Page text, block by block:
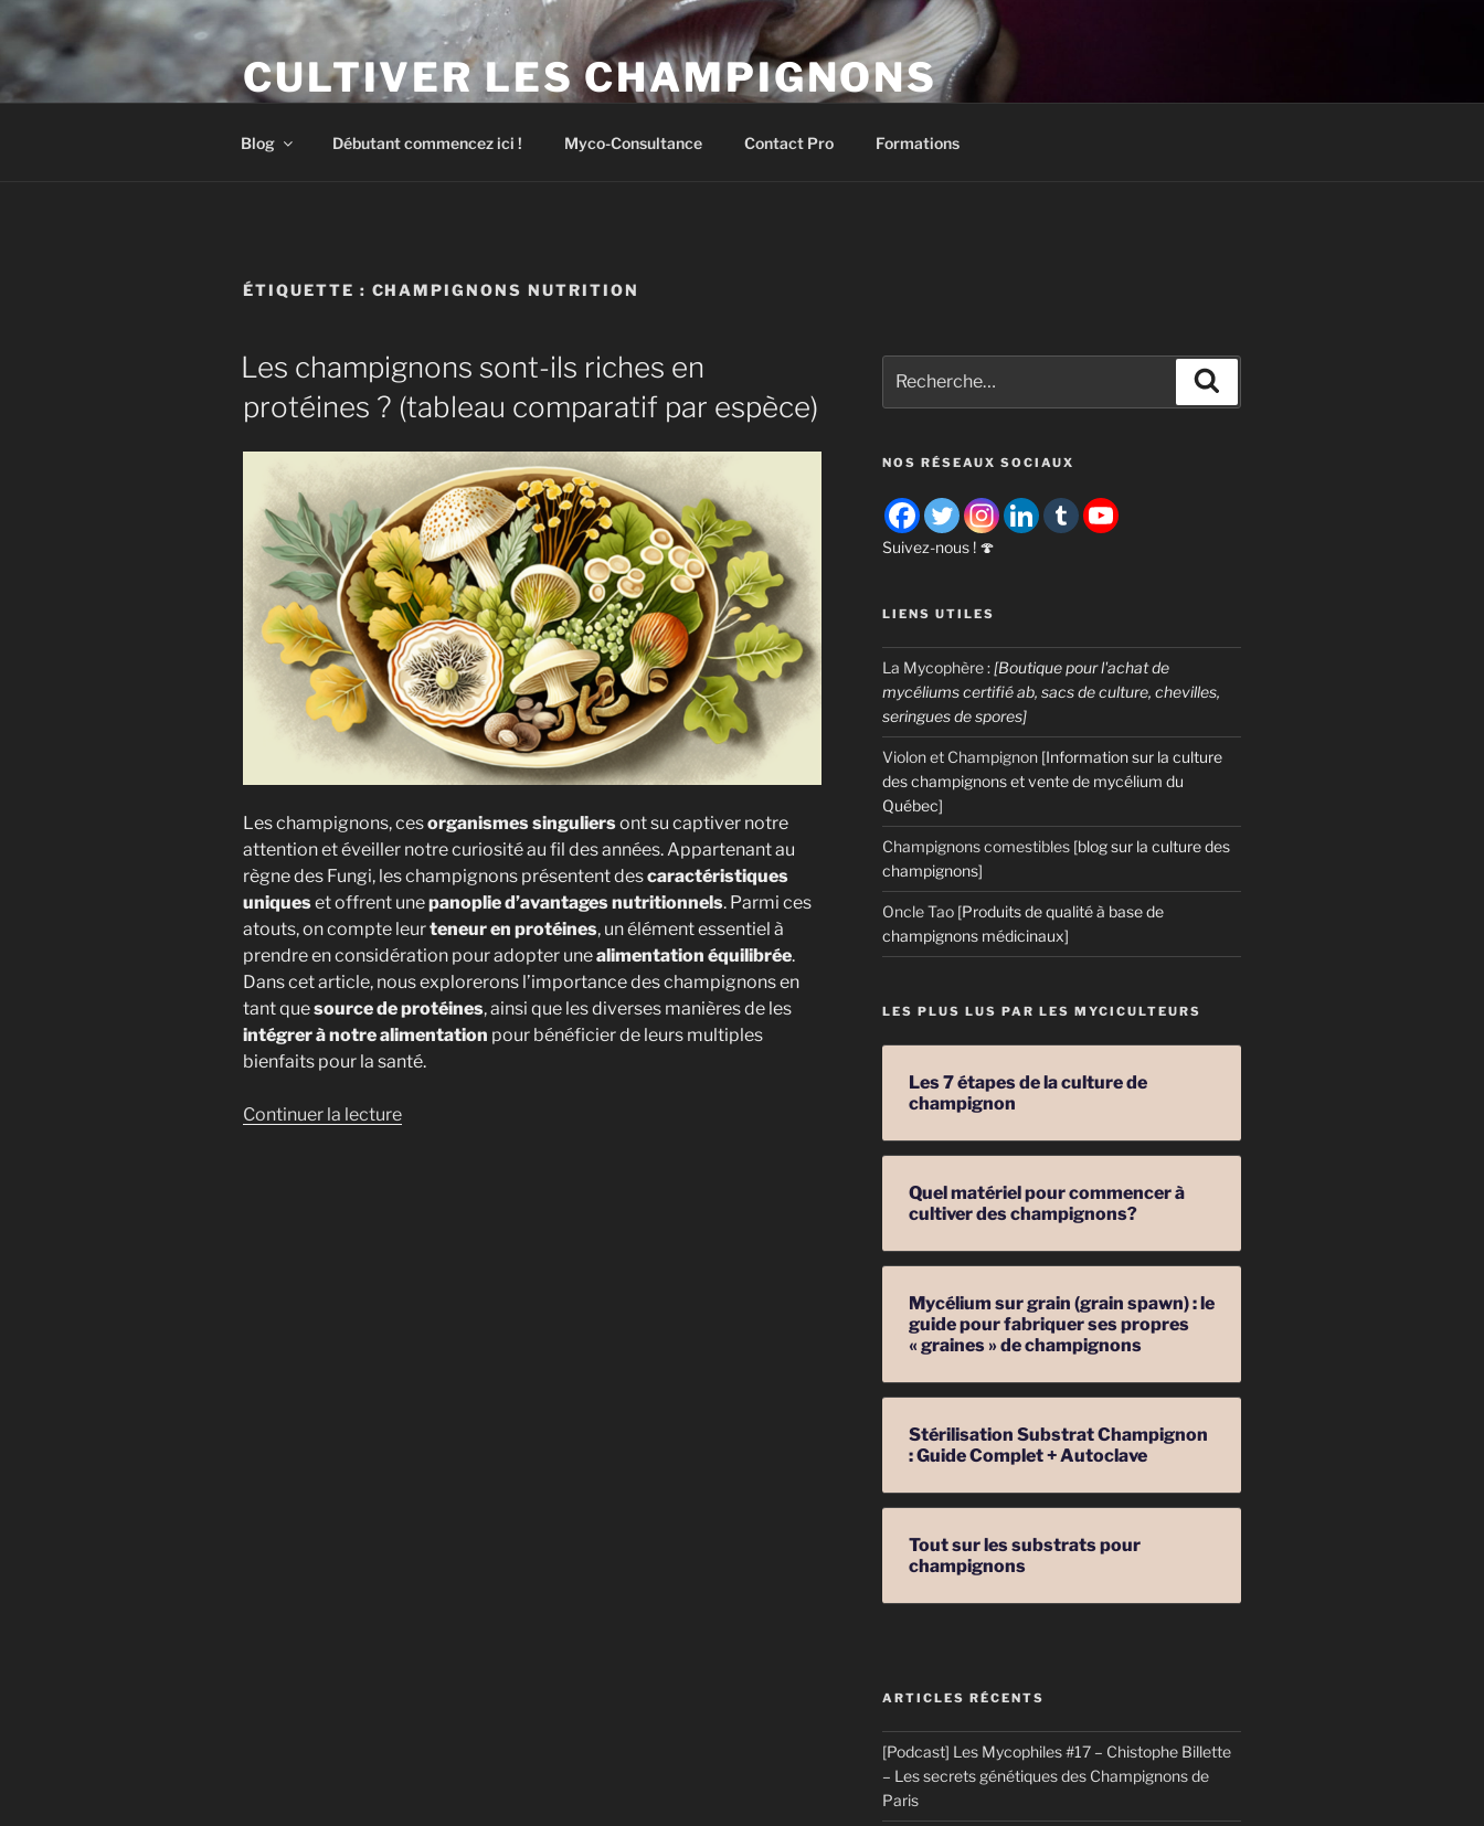
Aller
au
contenu
principal
CULTIVER LES CHAMPIGNONS
Blog Débutant commencez ici ! Myco-Consultance Contact Pro Formations
ÉTIQUETTE : CHAMPIGNONS NUTRITION
Les champignons sont-ils riches en
protéines ? (tableau comparatif par espèce)
Les champignons, cesorganismes singuliersont su captiver notre
attention et éveiller notre curiosité au fil des années. Appartenant au
règne des Fungi, les champignons présentent descaractéristiques
uniqueset offrent unepanoplie d’avantages nutritionnels. Parmi ces
atouts, on compte leurteneur en protéines, un élément essentiel à
prendre en considération pour adopter unealimentation équilibrée.
Dans cet article, nous explorerons l’importance des champignons en
tant quesource de protéines, ainsi que les diverses manières de les
intégrer à notre alimentation pour bénéficier de leurs multiples
bienfaits pour la santé.
Continuer la lecturede
pour
:
NOS RÉSEAUX SOCIAUX
Suivez-nous ! 🍄
LIENS UTILES
La Mycophère : [Boutique pour l'achat de
mycéliums certifié ab, sacs de culture, chevilles,
seringues de spores]
Violon et Champignon [Information sur la culture
des champignons et vente de mycélium du
Québec]
Champignons comestibles [blog sur la culture des
champignons]
Oncle Tao [Produits de qualité à base de
champignons médicinaux]
LES PLUS LUS PAR LES MYCICULTEURS
Les 7 étapes de la culture de
champignon
Quel matériel pour commencer à
cultiver des champignons?
Mycélium sur grain (grain spawn) : le
guide pour fabriquer ses propres
« graines » de champignons
Stérilisation Substrat Champignon
: Guide Complet + Autoclave
Tout sur les substrats pour
champignons
ARTICLES RÉCENTS
[Podcast] Les Mycophiles #17 – Chistophe Billette
– Les secrets génétiques des Champignons de
Paris